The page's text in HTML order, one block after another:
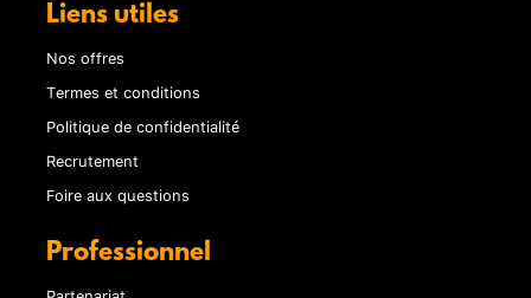
Liens utiles
Nos offres
Termes et conditions
Politique de confidentialité
Recrutement
Foire aux questions
Professionnel